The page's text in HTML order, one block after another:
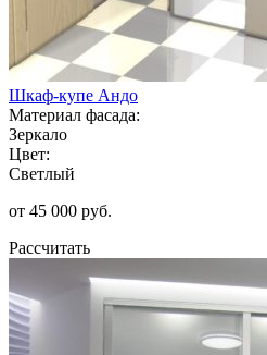
Шкаф-купе Андо
Материал фасада:
Зеркало
Цвет:
Светлый
от 45 000 руб.
Рассчитать